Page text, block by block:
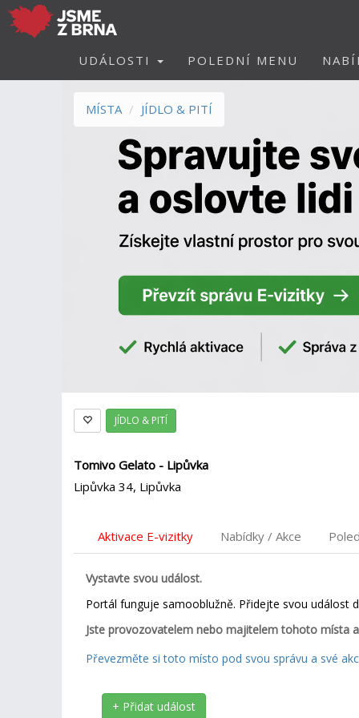
UDÁLOSTI POLEDNÍ MENU
MÍSTA JÍDLO & PITÍ
JÍDLO & PITÍ
Tomivo Gelato - Lipůvka
Lipůvka 34, Lipůvka
Aktivace E-vizitky Nabídky / Akce
Vystavte svou událost.
Portál funguje samooblužně. Přidejte svou událost
Jste provozovatelem nebo majitelem tohoto místa
Převezměte si toto místo pod svou správu a své
+ Přidat událost